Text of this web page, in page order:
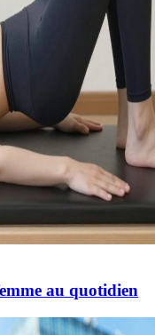
au quotidien